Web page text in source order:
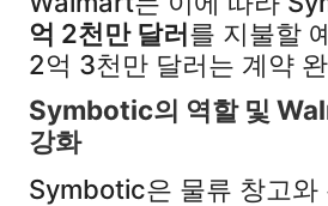
억 2천만 달러를 지불할
2억 3천만 달러는 계약
Symbotic의 역할 및
강화
Symbotic은 물류 창고와